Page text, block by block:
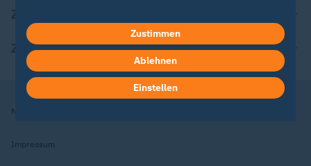
ZDFheute Apps
Nutzungsbedingungen
Impressum
in deinen Einstellungen widerrufen oder ändern.
Hier findest du das Impressum.
Weitere Informationen findest du in unserer
Datenschutzerklärung.
Zustimmen
Ablehnen
Einstellen